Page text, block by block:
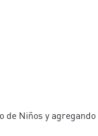
de Niños y